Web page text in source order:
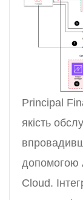
Principal
якість
допомогою
Cloud.